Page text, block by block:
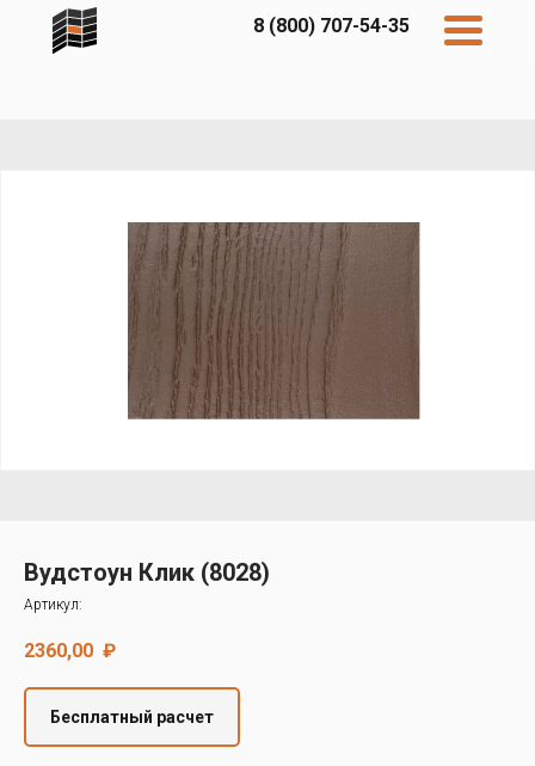
8 (800) 707-54-35
Фибратек
Бесплатный
расчет
Контакты
Дисконт
Fibraplank
Вудстоун Клик (8028)
Артикул:
2360,00 ₽
Бесплатный расчет